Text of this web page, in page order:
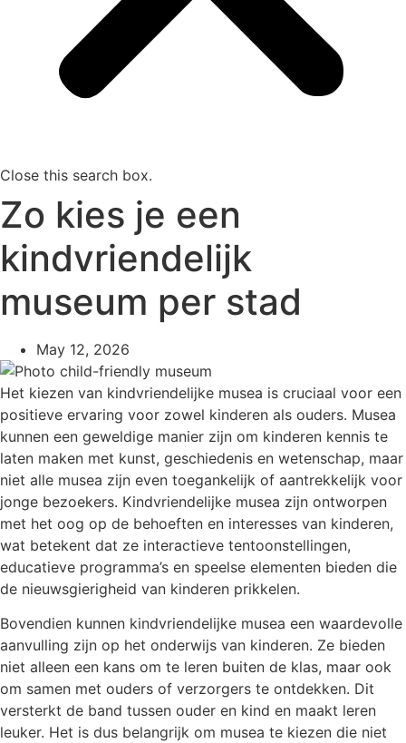
Close this search box.
Zo kies je een
kindvriendelijk
museum per stad
May 12, 2026
Het kiezen van kindvriendelijke musea is cruciaal voor een
positieve ervaring voor zowel kinderen als ouders. Musea
kunnen een geweldige manier zijn om kinderen kennis te
laten maken met kunst, geschiedenis en wetenschap, maar
niet alle musea zijn even toegankelijk of aantrekkelijk voor
jonge bezoekers. Kindvriendelijke musea zijn ontworpen
met het oog op de behoeften en interesses van kinderen,
wat betekent dat ze interactieve tentoonstellingen,
educatieve programma’s en speelse elementen bieden die
de nieuwsgierigheid van kinderen prikkelen.
Bovendien kunnen kindvriendelijke musea een waardevolle
aanvulling zijn op het onderwijs van kinderen. Ze bieden
niet alleen een kans om te leren buiten de klas, maar ook
om samen met ouders of verzorgers te ontdekken. Dit
versterkt de band tussen ouder en kind en maakt leren
leuker. Het is dus belangrijk om musea te kiezen die niet